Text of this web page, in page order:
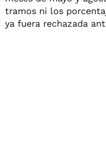
tramos ni los
ya fuera rechazada